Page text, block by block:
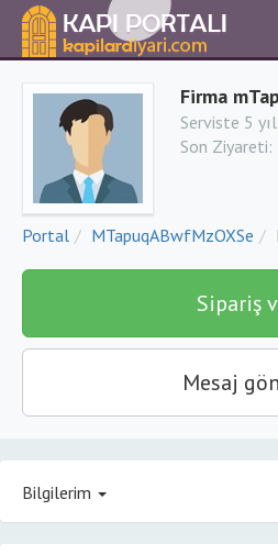
Firma
Serviste 5 yıl
Son Ziyareti:
Portal MTapuqABwfMzOXSe
Sipariş
Mesaj
Bilgilerim